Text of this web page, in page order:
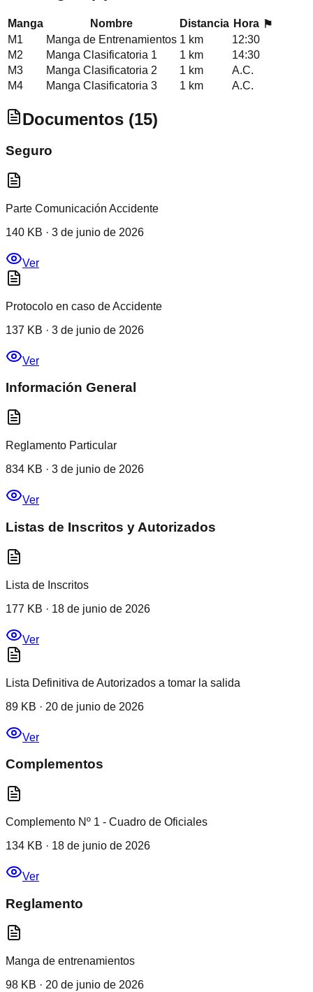
Manga Nombre Distancia Hora ⚑
M1 Manga de Entrenamientos 1 km
12:30
M2 Manga Clasificatoria 1 1 km
14:30
M3 Manga Clasificatoria 2 1 km
A.C.
M4 Manga Clasificatoria 3 1 km A.C.
Documentos (15)
Seguro
Parte Comunicación Accidente
140 KB · 3 de junio de 2026
Ver
Protocolo en caso de Accidente
137 KB · 3 de junio de 2026
Ver
Información General
Reglamento Particular
834 KB · 3 de junio de 2026
Ver
Listas de Inscritos y Autorizados
Lista de Inscritos
177 KB · 18 de junio de 2026
Ver
Lista Definitiva de Autorizados a tomar la salida
89 KB · 20 de junio de 2026
Ver
Complementos
Complemento Nº 1 - Cuadro de Oficiales
134 KB · 18 de junio de 2026
Ver
Reglamento
Manga de entrenamientos
98 KB · 20 de junio de 2026